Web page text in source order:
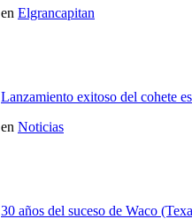
en Elgrancapitan
Lanzamiento exitoso del cohete
en Noticias
30 años del suceso de Waco